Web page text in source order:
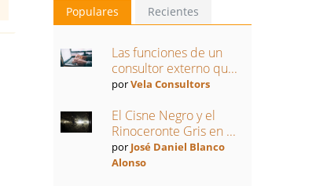
Populares Recientes
Las funciones de un
consultor externo qu...
porVela Consultors
El Cisne Negro y el
Rinoceronte Gris en ...
por José Daniel Blanco
Alonso